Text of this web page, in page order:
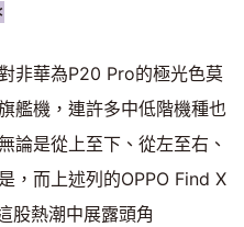
非華為P20 Pro的極光色莫
艦機，連許多中低階機種也
論是從上至下、從左至右、
，而上述列的OPPO Find X
股熱潮中展露頭角